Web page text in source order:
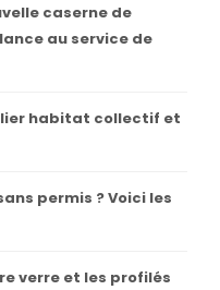
caserne de
au service de
habitat collectif et
permis ? Voici les
verre et les profilés